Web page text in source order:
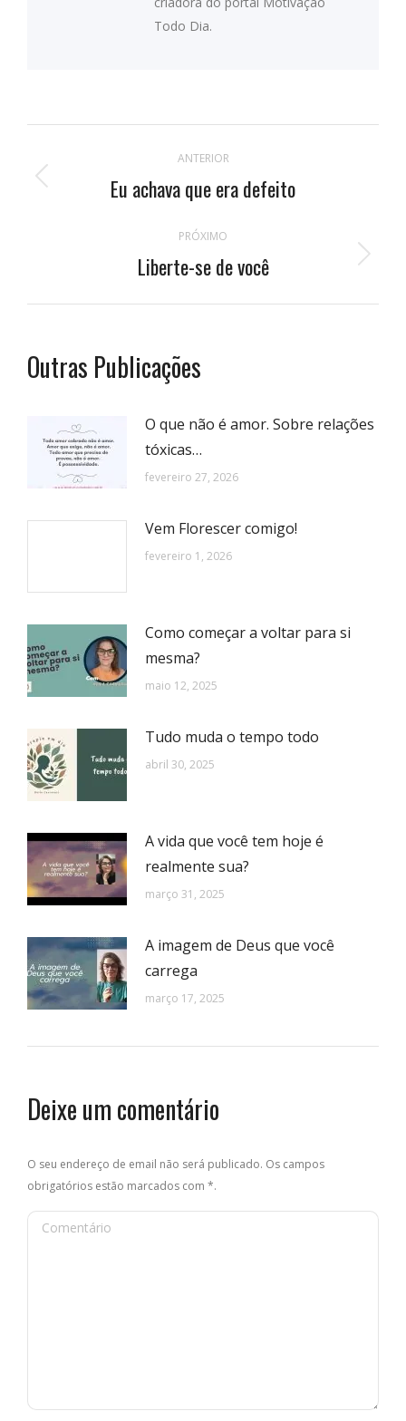
Todo Dia.
de
ANTERIOR
Publicação
Eu achava que era defeito
PRÓXIMO
Próximo
Liberte-se de você
Outras Publicações
O que não é amor. Sobre relações
tóxicas…
fevereiro 27, 2026
Vem Florescer comigo!
fevereiro 1, 2026
Como começar a voltar para si
mesma?
maio 12, 2025
Tudo muda o tempo todo
abril 30, 2025
A vida que você tem hoje é
realmente sua?
março 31, 2025
A imagem de Deus que você
carrega
março 17, 2025
Deixe um comentário
O seu endereço de email não será publicado. Os campos
obrigatórios estão marcados com *.
Comentário